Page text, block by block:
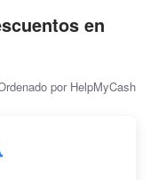
en
por HelpMyCash